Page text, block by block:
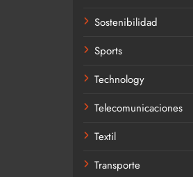
Sostenibilidad
Sports
Technology
Telecomunicaciones
Textil
Transporte